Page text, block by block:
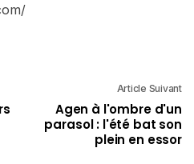
Article Suivant
Agen à l'ombre d'un
parasol : l'été bat son
plein en essor